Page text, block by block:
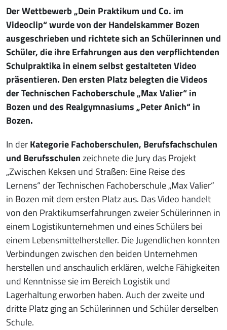
Der Wettbewerb „Dein Praktikum und Co. im
Videoclip“ wurde von der Handelskammer Bozen
ausgeschrieben und richtete sich an Schülerinnen und
Schüler, die ihre Erfahrungen aus den verpflichtenden
Schulpraktika in einem selbst gestalteten Video
präsentieren. Den ersten Platz belegten die Videos
der Technischen Fachoberschule „Max Valier“ in
Bozen und des Realgymnasiums „Peter Anich“ in
Bozen.
In derKategorie Fachoberschulen, Berufsfachschulen
und Berufsschulenzeichnete die Jury das Projekt
„Zwischen Keksen und Straßen: Eine Reise des
Lernens“ der Technischen Fachoberschule „Max Valier“
in Bozen mit dem ersten Platz aus. Das Video handelt
von den Praktikumserfahrungen zweier Schülerinnen in
einem Logistikunternehmen und eines Schülers bei
einem Lebensmittelhersteller. Die Jugendlichen konnten
Verbindungen zwischen den beiden Unternehmen
herstellen und anschaulich erklären, welche Fähigkeiten
und Kenntnisse sie im Bereich Logistik und
Lagerhaltung erworben haben. Auch der zweite und
dritte Platz ging an Schülerinnen und Schüler derselben
Schule.